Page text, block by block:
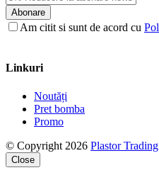
Abonare
Am citit si sunt de acord cu
Linkuri
Noutăți
Pret bomba
Promo
© Copyright 2026 Plastor Trading
Close